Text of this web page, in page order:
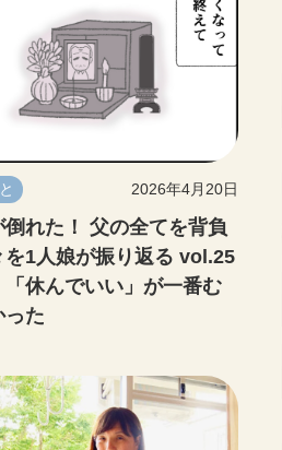
2026年4月20日
倒れた！ 父の全てを背負
を1人娘が振り返る vol.25
「休んでいい」が一番む
った